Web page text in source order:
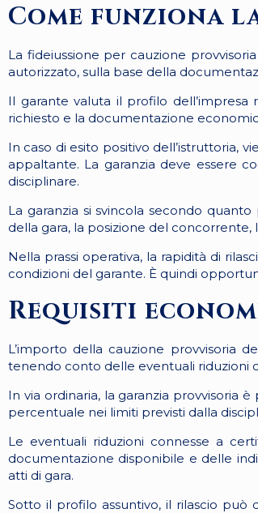
Come funziona
La fideiussione per cauzione
autorizzato, sulla base della
Il garante valuta il profilo dell’impresa
richiesto e la documentazione
In caso di esito positivo dell’istruttoria,
appaltante. La garanzia deve essere
disciplinare.
La garanzia si svincola secondo
della gara, la posizione del concorrente,
Nella prassi operativa, la rapidità di
condizioni del garante. È quindi
Requisiti
L’importo della cauzione provvisoria
tenendo conto delle eventuali riduzioni
In via ordinaria, la garanzia provvisoria
percentuale nei limiti previsti dalla
Le eventuali riduzioni connesse a
documentazione disponibile e delle
atti di gara.
Sotto il profilo assuntivo, il rilascio può